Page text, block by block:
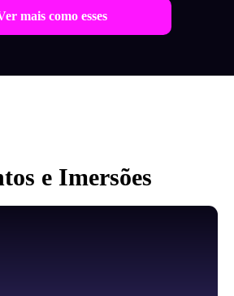
mais como esses
e Imersões